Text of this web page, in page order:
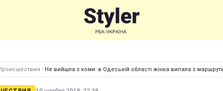
› Не вийшла з коми: в Одеській області жінка випала з